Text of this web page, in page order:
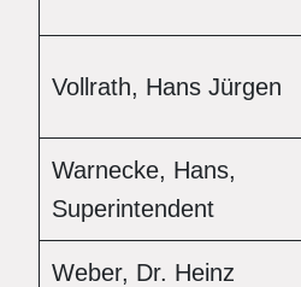
Vollrath, Hans Jürgen
Warnecke, Hans,
Superintendent
Weber, Dr. Heinz